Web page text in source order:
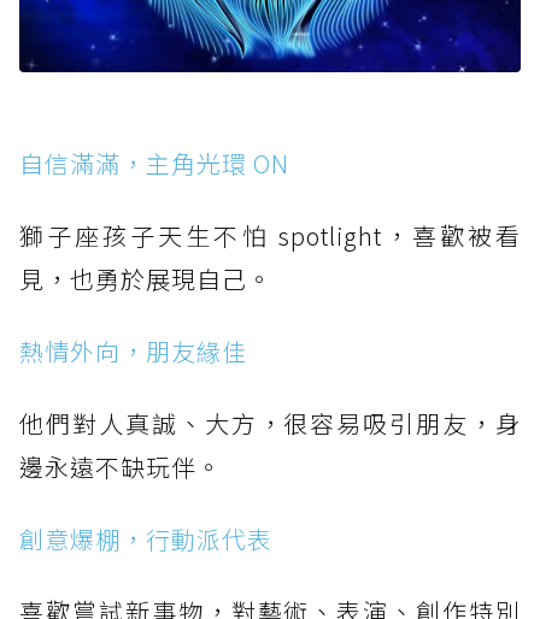
自信滿滿，主角光環 ON
獅子座孩子天生不怕 spotlight，喜歡被看
見，也勇於展現自己。
熱情外向，朋友緣佳
他們對人真誠、大方，很容易吸引朋友，身
邊永遠不缺玩伴。
創意爆棚，行動派代表
喜歡嘗試新事物，對藝術、表演、創作特別